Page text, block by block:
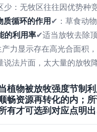
：无牧区往往因优势种
循环的作用 ✔：草食动
的利用率✔适当放牧去除
力显示存在高光合面积，
法片面，太大量的放牧
植物被放牧强度节制
畅资源再转化的内；
才可选到对应点明出